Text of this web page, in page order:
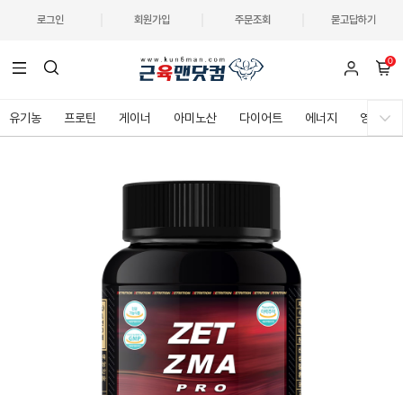
로그인 회원가입 주문조회 묻고답하기
0
유기농 프로틴 게이너 아미노산 다이어트 에너지 영양제